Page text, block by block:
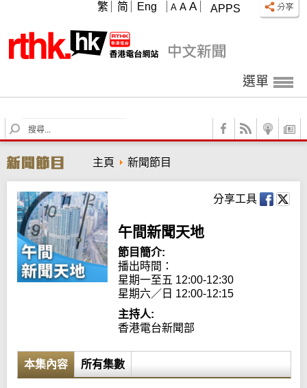
APPS
A A A
繁 简 Eng
選單
S
e
r
c
h
主頁 新聞節目
分享工具
午間新聞天地
節目簡介:
播出時間：
星期一至五 12:00-12:30
星期六／日 12:00-12:15
主持人:
香港電台新聞部
本集內容 所有集數